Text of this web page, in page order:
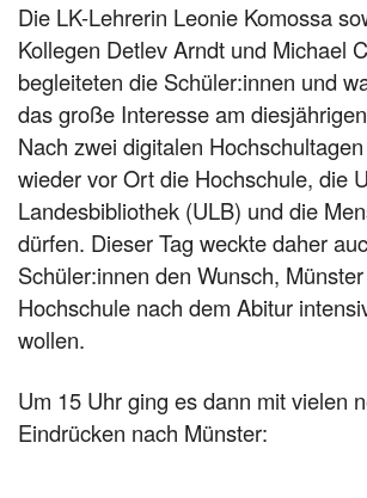
Die LK-Lehrerin Leonie Komossa
Kollegen Detlev Arndt und Michael
begleiteten die Schüler:innen und
das große Interesse am
Nach zwei digitalen
wieder vor Ort die Hochschule, die
Landesbibliothek (ULB) und die
dürfen. Dieser Tag weckte daher
Schüler:innen den Wunsch,
Hochschule nach dem Abitur
wollen.
Um 15 Uhr ging es dann mit vielen
Eindrücken nach Münster: